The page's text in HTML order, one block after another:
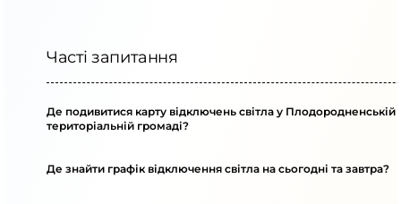
Часті запитання
Де подивитися карту відключень світла у Плодородненській
територіальній громаді?
Де знайти графік відключення світла на сьогодні та завтра?